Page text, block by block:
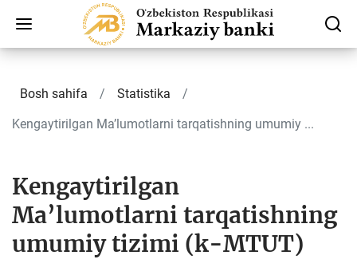
Bosh sahifa
Statistika
Kengaytirilgan Ma’lumotlarni tarqatishning umumiy ...
Kengaytirilgan
Ma’lumotlarni tarqatishning
umumiy tizimi (k-MTUT)